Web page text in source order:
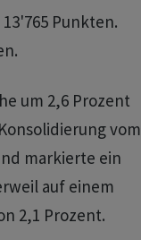
Punkten.
um 2,6 Prozent
vom
markierte ein
auf einem
2,1 Prozent.